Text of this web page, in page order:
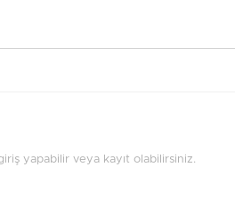
yapabilir veya kayıt olabilirsiniz.